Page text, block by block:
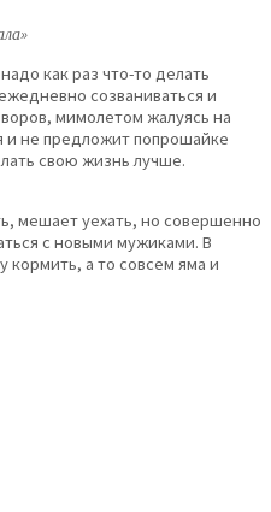
как раз что-то делать
созваниваться и
мимолетом жалуясь на
и не предложит попрошайке
свою жизнь лучше.
мешает уехать, но совершенно
с новыми мужиками. В
кормить, а то совсем яма и